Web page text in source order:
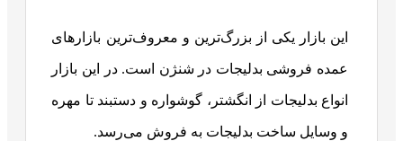
این بازار یکی از بزرگ‌ترین و معروف‌ترین بازارهای
عمده فروشی بدلیجات در شنژن است. در این بازار
انواع بدلیجات از انگشتر، گوشواره و دستبند تا مهره
و وسایل ساخت بدلیجات به فروش می‌رسد.